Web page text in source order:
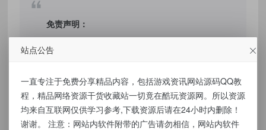
免责声明：
本站提供的资源，都来自网络，版权争议与本
和研究目的。不得将上述内容用于商业或者非
法用途，否则，一切后果请用户自负，我们不
保证内容的长久可用性，通过使用本站内容随
站点公告
一直专注于免费分享精品内容，包括游戏资讯网站源码QQ教
程，精品网络资源干货收藏站一切竟在酷玩资源网。所以资源
均来自互联网仅供学习参考,下载资源后请在24小时内删除！
谢谢。 注意：网站内软件附带的广告请勿相信，网站内软件